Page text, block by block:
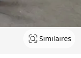
Similaires